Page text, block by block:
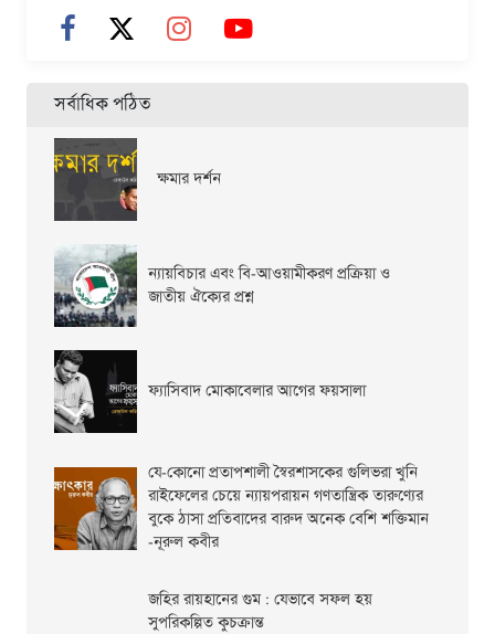
সর্বাধিক পঠিত
ক্ষমার দর্শন
ন্যায়বিচার এবং বি-আওয়ামীকরণ প্রক্রিয়া ও
জাতীয় ঐক্যের প্রশ্ন
ফ্যাসিবাদ মোকাবেলার আগের ফয়সালা
যে-কোনো প্রতাপশালী স্বৈরশাসকের গুলিভরা খুনি
রাইফেলের চেয়ে ন্যায়পরায়ন গণতান্ত্রিক তারুণ্যের
বুকে ঠাসা প্রতিবাদের বারুদ অনেক বেশি শক্তিমান
-নূরুল কবীর
জহির রায়হানের গুম : যেভাবে সফল হয়
সুপরিকল্পিত কুচক্রান্ত